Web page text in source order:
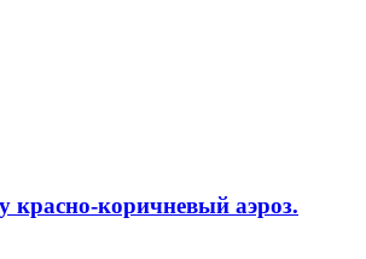
красно-коричневый аэроз.